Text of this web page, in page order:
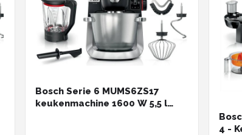
Bosch Serie 6 MUMS6ZS17
keukenmachine 1600 W 5,5 l
4 -